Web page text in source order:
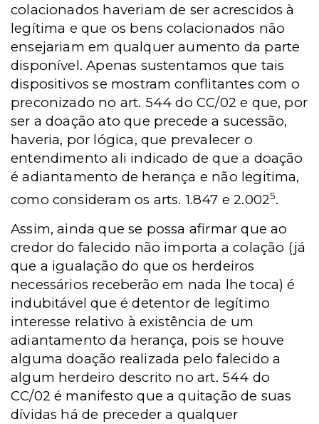
colacionados haveriam de ser acrescidos à
legítima e que os bens colacionados não
ensejariam em qualquer aumento da parte
disponível. Apenas sustentamos que tais
dispositivos se mostram conflitantes com o
preconizado no art. 544 do CC/02 e que, por
ser a doação ato que precede a sucessão,
haveria, por lógica, que prevalecer o
entendimento ali indicado de que a doação
é adiantamento de herança e não legitima,
como consideram os arts. 1.847 e 2.0025.
Assim, ainda que se possa afirmar que ao
credor do falecido não importa a colação (já
que a igualação do que os herdeiros
necessários receberão em nada lhe toca) é
indubitável que é detentor de legítimo
interesse relativo à existência de um
adiantamento da herança, pois se houve
alguma doação realizada pelo falecido a
algum herdeiro descrito no art. 544 do
CC/02 é manifesto que a quitação de suas
dívidas há de preceder a qualquer